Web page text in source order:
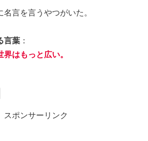
言を言うやつがいた。
言葉 ：
はもっと広い。
スポンサーリンク